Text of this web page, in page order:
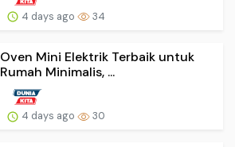
4 days ago 34
Oven Mini Elektrik Terbaik untuk
Rumah Minimalis, ...
4 days ago 30